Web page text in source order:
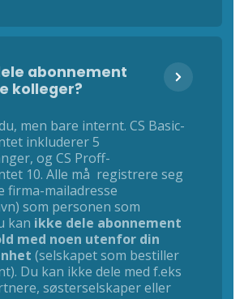
abonnement
kolleger?
men bare internt. CS Basic-
inkluderer 5
og CS Proff-
10. Alle må registrere seg
firma-mailadresse
som personen som
kan ikke dele abonnement
med noen utenfor din
(selskapet som bestiller
Du kan ikke dele med f.eks
søsterselskaper eller